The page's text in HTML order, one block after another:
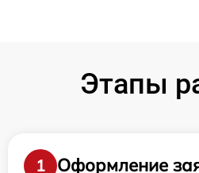
Этапы
1
Оформление